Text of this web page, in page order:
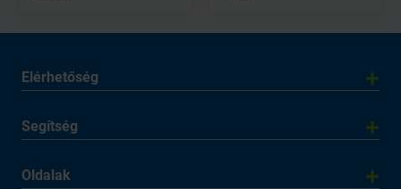
Elérhetőség
Segítség
Oldalak